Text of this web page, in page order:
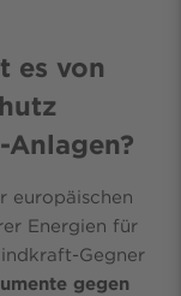
es von
europäischen
Energien für
Gegner
gegen